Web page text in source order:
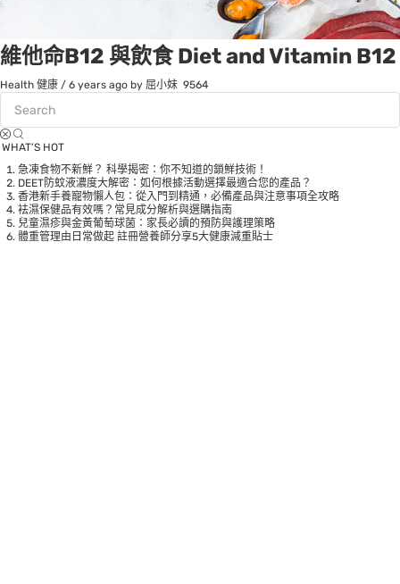
維他命B12 與飲食 Diet and Vitamin B12
Health 健康 / 6 years ago by 屈小妹 9564
WHAT’S HOT
急凍食物不新鮮？ 科學揭密：你不知道的鎖鮮技術！
DEET防蚊液濃度大解密：如何根據活動選擇最適合您的產品？
香港新手養寵物懶人包：從入門到精通，必備產品與注意事項全攻略
袪濕保健品有效嗎？常見成分解析與選購指南
兒童濕疹與金黃葡萄球菌：家長必讀的預防與護理策略
體重管理由日常做起 註冊營養師分享5大健康減重貼士